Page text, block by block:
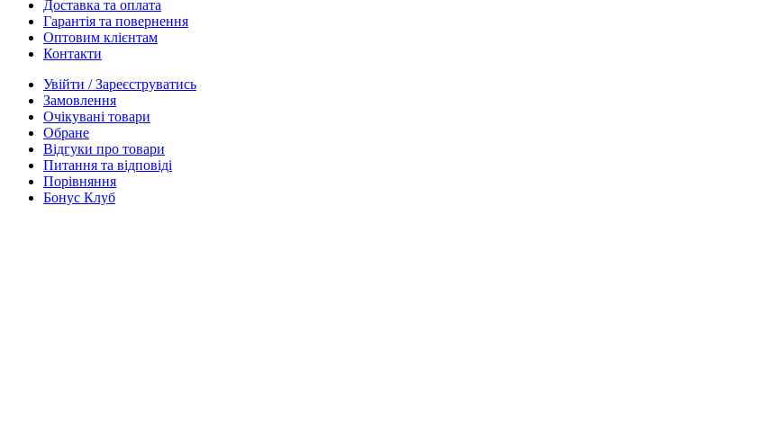
Доставка та оплата
Гарантія та повернення
Оптовим клієнтам
Контакти
Увійти / Зареєструватись
Замовлення
Очікувані товари
Обране
Відгуки про товари
Питання та відповіді
Порівняння
Бонус Клуб